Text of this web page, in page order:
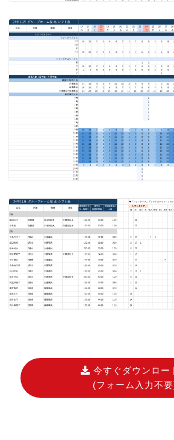
今すぐダウンロー
(フォーム入力不